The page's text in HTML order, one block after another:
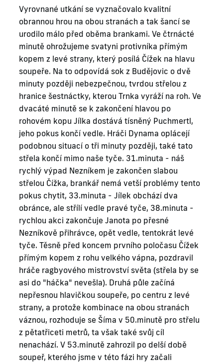
Vyrovnané utkání se vyznačovalo kvalitní
obrannou hrou na obou stranách a tak šancí se
urodilo málo před oběma brankami. Ve čtrnácté
minutě ohrožujeme svatyni protivníka přímým
kopem z levé strany, který posílá Čížek na hlavu
soupeře. Na to odpovídá sok z Budějovic o dvě
minuty později nebezpečnou, tvrdou střelou z
hranice šestnáctky, kterou Trnka vyráží na roh. Ve
dvacáté minutě se k zakončení hlavou po
rohovém kopu Jílka dostává tísněný Puchmertl,
jeho pokus končí vedle. Hráči Dynama oplácejí
podobnou situací o tři minuty později, také tato
střela končí mimo naše tyče. 31.minuta - náš
rychlý výpad Nezníkem je zakončen slabou
střelou Čížka, brankář nemá vetší problémy tento
pokus chytit, 33.minuta - Jílek obchází dva
obránce, ale střílí vedle pravé tyče, 38.minuta -
rychlou akci zakončuje Janota po přesné
Nezníkově přihrávce, opět vedle, tentokrát levé
tyče. Těsně před koncem prvního poločasu Čížek
přímým kopem z rohu velkého vápna, pozdravil
hráče ragbyového mistrovství světa (střela by se
asi do "háčka" nevešla). Druhá půle začíná
nepřesnou hlavičkou soupeře, po centru z levé
strany, a protože kombinace na obou stranách
váznou, rozhoduje se Šíma v 50.minutě pro střelu
z pětatřiceti metrů, ta však také svůj cíl
nenachází. V 53.minutě zahrozil po delší době
soupeř, kterého jsme v této fázi hry začali